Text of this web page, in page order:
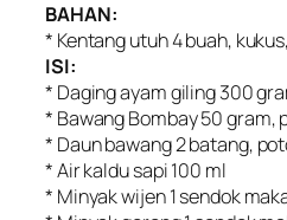
BAHAN:
* Kentang utuh 4 buah,
ISI:
* Daging ayam giling 300
* Bawang Bombay 50 gram,
* Daun bawang 2 batang,
* Air kaldu sapi 100 ml
* Minyak wijen 1 sendok